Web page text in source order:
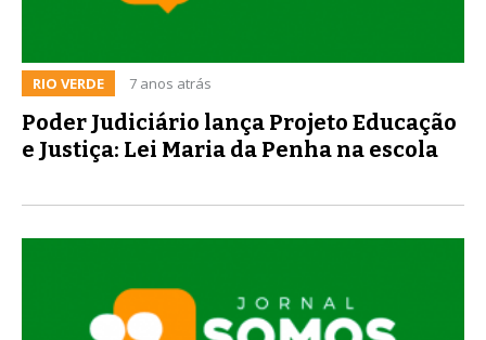
RIO VERDE 7 anos atrás
Poder Judiciário lança Projeto Educação
e Justiça: Lei Maria da Penha na escola